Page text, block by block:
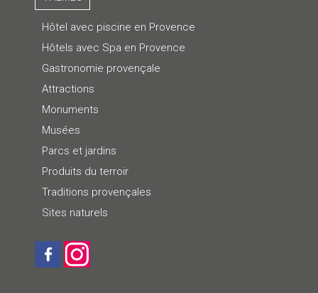
Hôtel avec piscine en Provence
Hôtels avec Spa en Provence
Gastronomie provençale
Attractions
Monuments
Musées
Parcs et jardins
Produits du terroir
Traditions provençales
Sites naturels